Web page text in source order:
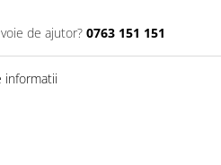
de ajutor? 0763 151 151
informatii